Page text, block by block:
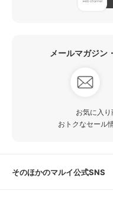
メールマガジン
お気に入
おトクなセール
そのほかのマルイ公式SNS